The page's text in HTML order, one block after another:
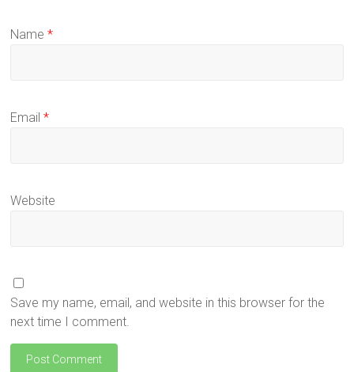
Name*
Email*
Website
Save my name, email, and website in this browser for the
next time I comment.